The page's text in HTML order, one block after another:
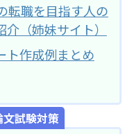
転職を目指す人の
（姉妹サイト）
ト作成例まとめ
試験対策